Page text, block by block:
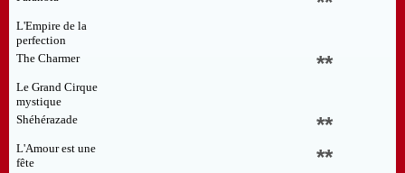
L'Empire de la
perfection
The Charmer
**
Le Grand Cirque
mystique
Shéhérazade
**
L'Amour est une
fête
**